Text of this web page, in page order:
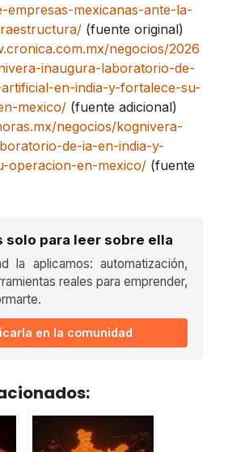
empresas-mexicanas-ante-la-
(fuente original)
negocios/2026
inaugura-laboratorio-de-
en-india-y-fortalece-su-
mexico/ (fuente adicional)
negocios/kognivera-
de-ia-en-india-y-
operacion-en-mexico/ (fuente
solo para leer sobre ella
la aplicamos: automatización,
reales para emprender,
en la comunidad